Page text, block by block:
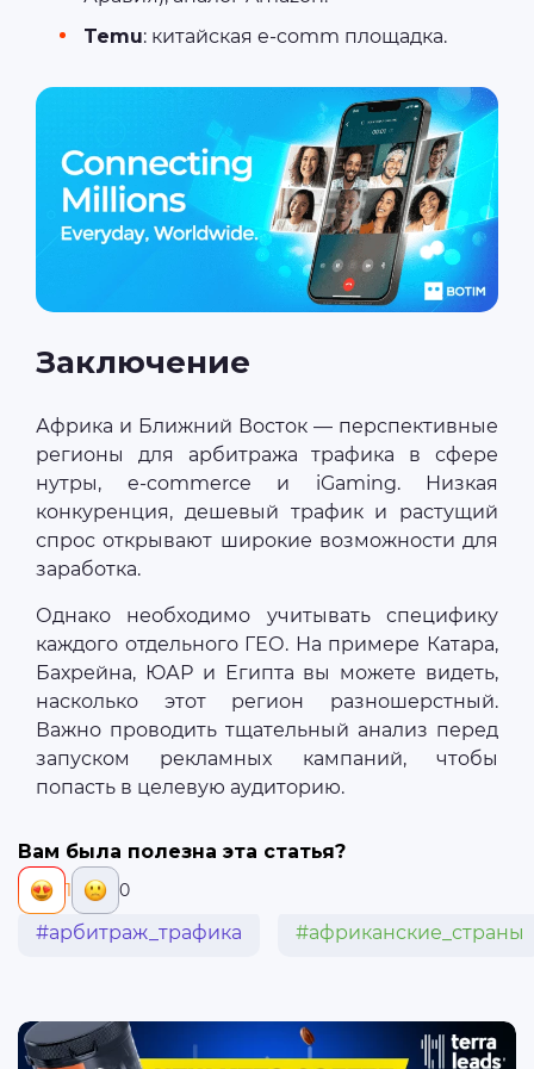
Temu: китайская e-comm площадка.
Заключение
Африка и Ближний Восток — перспективные
регионы для арбитража трафика в сфере
нутры, e-commerce и iGaming. Низкая
конкуренция, дешевый трафик и растущий
спрос открывают широкие возможности для
заработка.
Однако необходимо учитывать специфику
каждого отдельного ГЕО. На примере Катара,
Бахрейна, ЮАР и Египта вы можете видеть,
насколько этот регион разношерстный.
Важно проводить тщательный анализ перед
запуском рекламных кампаний, чтобы
попасть в целевую аудиторию.
Вам была полезна эта статья?
1 0
#арбитраж_трафика #африканские_страны